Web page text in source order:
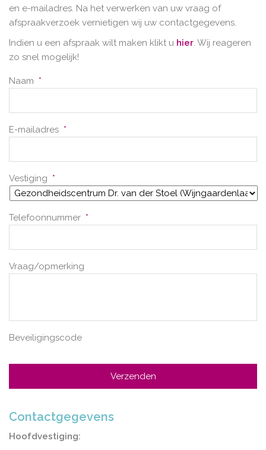
en e-mailadres. Na het verwerken van uw vraag of
afspraakverzoek vernietigen wij uw contactgegevens.
Indien u een afspraak wilt maken klikt u hier. Wij reageren
zo snel mogelijk!
Naam *
E-mailadres *
Vestiging *
Telefoonnummer *
Vraag/opmerking
Beveiligingscode
Contactgegevens
Hoofdvestiging: